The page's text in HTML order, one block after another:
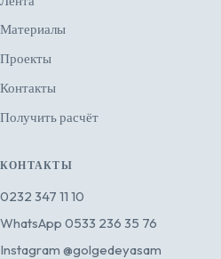
Материалы
Проекты
Контакты
Получить расчёт
КОНТАКТЫ
0232 347 11 10
WhatsApp 0533 236 35 76
Instagram @golgedeyasam